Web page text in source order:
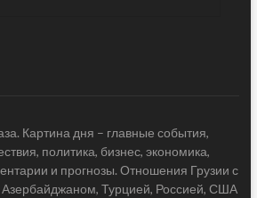
Картина дня – главные события,
политика, бизнес, экономика,
и прогнозы. Отношения Грузии с
Турцией, Россией, США